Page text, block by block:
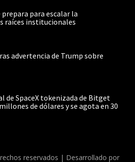
para escalar la
raíces institucionales
advertencia de Trump sobre
de SpaceX tokenizada de Bitget
de dólares y se agota en 30
reservados | Desarrollado por